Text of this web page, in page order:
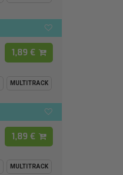
1,89 €
MULTITRACK
1,89 €
MULTITRACK